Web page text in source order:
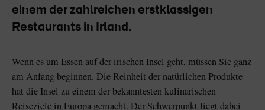
einem der zahlreichen erstklassigen
Restaurants in Irland.
Wenn es um Essen auf der irischen Insel geht, müssen Sie ganz
am Anfang beginnen. Die Reinheit der natürlichen Produkte
hat die Insel zu einem der bekanntesten kulinarischen
Reiseziele in Europa gemacht. Der Schwerpunkt liegt dabei